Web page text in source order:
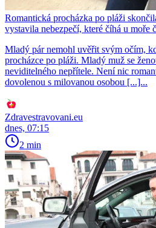
Romantická procházka po pláži
vystavila nebezpečí, které číhá u moře
Mladý pár nemohl uvěřit svým očím,
procházce po pláži. Mladý muž se
neviditelného nepřítele. Není nic
dovolenou s milovanou osobou [...]...
Zdravestravovani.eu
dnes, 07:15
2 min